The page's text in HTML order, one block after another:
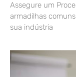
Assegure um
armadilhas
sua indústria